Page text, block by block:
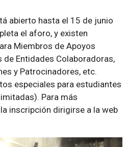
abierto hasta el 15 de junio
el aforo, y existen
Miembros de Apoyos
Entidades Colaboradoras,
y Patrocinadores, etc.
especiales para estudiantes
Para más
inscripción dirigirse a la web